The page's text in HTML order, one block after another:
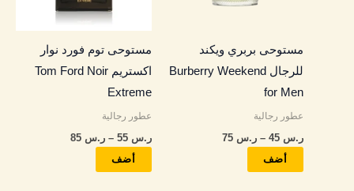
مستوحى بربري ويكند
للرجال Burberry Weekend
for Men
عطور رجالية
ر.س – ر.س
أضف
لهذا
يمكن
اختيار
صفحة
مستوحى توم فورد نوار
اكستريم Tom Ford Noir
Extreme
عطور رجالية
ر.س – ر.س
أضف
لهذا
المنتج.
يمكن
اختيار
صفحة